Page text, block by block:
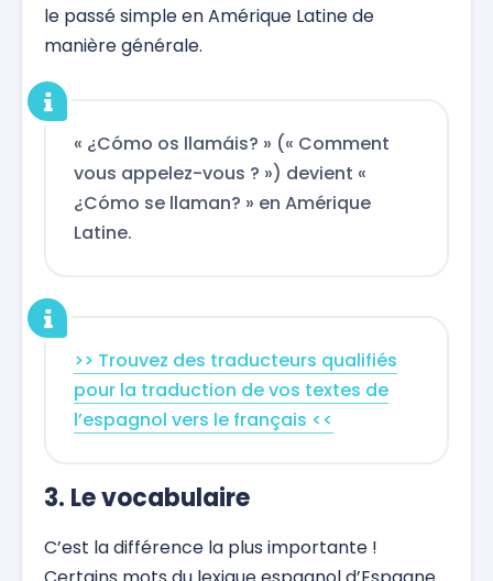
le passé simple en Amérique Latine de
manière générale.
« ¿Cómo os llamáis? » (« Comment
vous appelez-vous ? ») devient «
¿Cómo se llaman? » en Amérique
Latine.
>> Trouvez des traducteurs qualifiés
pour la traduction de vos textes de
l’espagnol vers le français <<
3. Le vocabulaire
C’est la différence la plus importante !